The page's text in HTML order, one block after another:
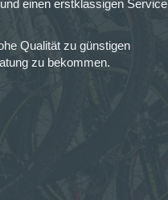
einen erstklassigen Service
Qualität zu günstigen
zu bekommen.